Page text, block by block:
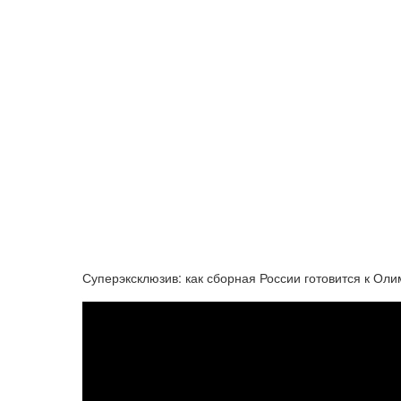
Суперэксклюзив: как сборная России готовится к